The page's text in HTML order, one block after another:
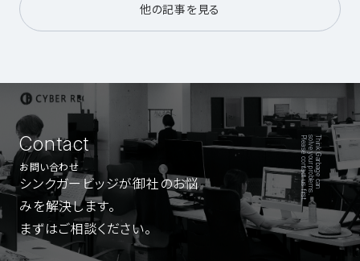
他の記事を見る
Contact
お問い合わせ
シンクガービッジが御社のお悩
みを解決します。
まずはご相談ください。
Think Garbage can
solve your problems.
Please contact us first.